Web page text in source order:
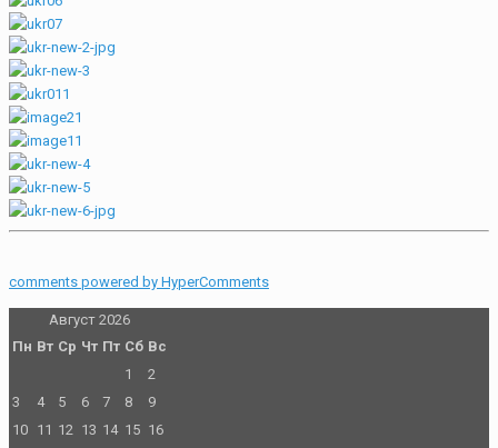
comments powered by HyperComments
Август 2026
Пн Вт Ср Чт Пт Сб Вс
1
2
3
4 5 6 7 8
9
10 11 12 13 14 15 16